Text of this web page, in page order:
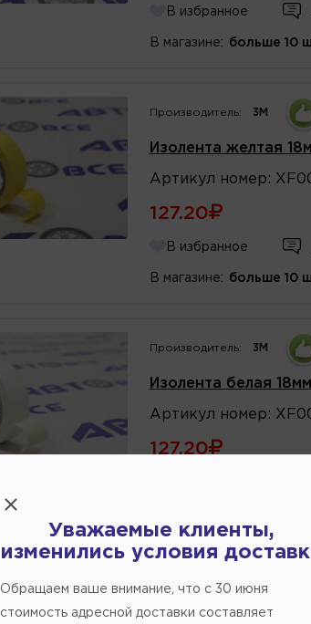
В избранное
В магазине: больше 10
Производитель: 3M
Изолента желтая
Артикул номер :
127.20
В избранное
В магазине: больше 10
Производитель: 3M
Изолента белая
Артикул номер :
127.20
Изолента ПВХ
Уважаемые клиенты,
изменились условия
Обращаем ваше внимание, что c 30 июня
стоимость адресной доставки составляет